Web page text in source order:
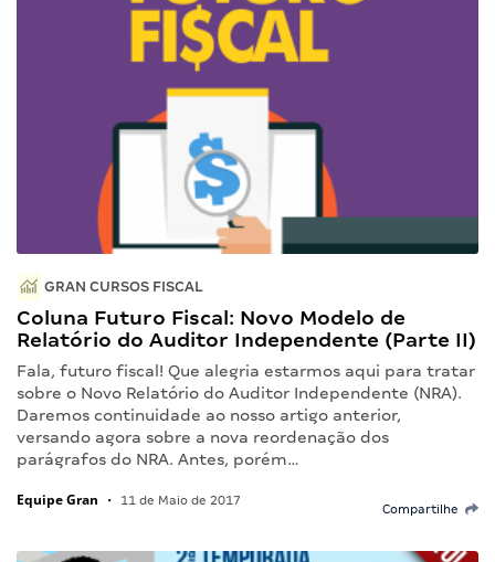
GRAN CURSOS FISCAL
Coluna Futuro Fiscal: Novo Modelo de
Relatório do Auditor Independente (Parte II)
Fala, futuro fiscal! Que alegria estarmos aqui para tratar
sobre o Novo Relatório do Auditor Independente (NRA).
Daremos continuidade ao nosso artigo anterior,
versando agora sobre a nova reordenação dos
parágrafos do NRA. Antes, porém…
Equipe Gran • 11 de Maio de 2017
Compartilhe